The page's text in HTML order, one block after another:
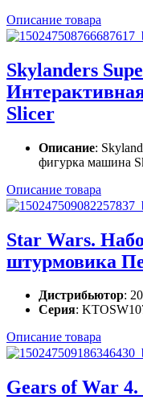
Описание товара
Skylanders
Slicer
Описание:
фигурка машина
Описание товара
Star Wars.
штурмовика
Дистрибьютор:
Серия:
Описание товара
Gears of War